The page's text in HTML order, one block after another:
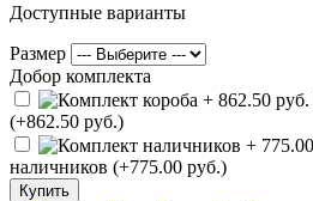
Доступные варианты
Размер
Добор комплекта
(+862.50 руб.)
наличников (+775.00 руб.)
Купить